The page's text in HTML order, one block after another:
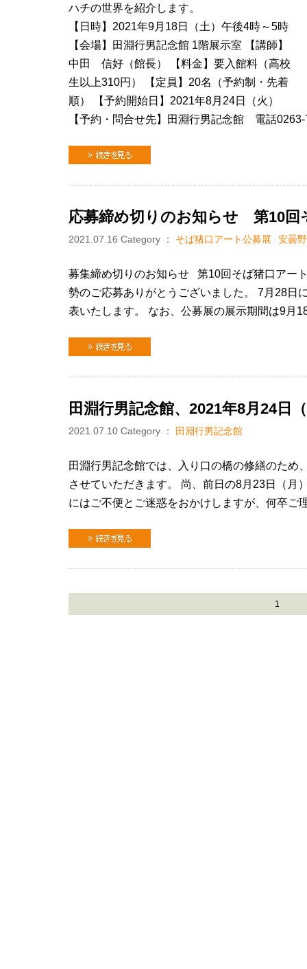
ハチの世界を紹介します。
【日時】2021年9月18日（土）午後4時～5時
【会場】田淵行男記念館 1階展示室 【講師】
中田 信好（館長） 【料金】要入館料（高校
生以上310円） 【定員】20名（予約制・先着
順） 【予約開始日】2021年8月24日（火）
【予約・問合せ先】田淵行男記念館 電話
応募締め切りのお知らせ 第10回
2021.07.16 Category ： そば猪口アート公募展 安曇
募集締め切りのお知らせ 第10回そば猪口アー
勢のご応募ありがとうございました。 7月28日
表いたします。 なお、公募展の展示期間は9月
田淵行男記念館、2021年8月24日
2021.07.10 Category ： 田淵行男記念館
田淵行男記念館では、入り口の橋の修繕のため
させていただきます。 尚、前日の8月23日（月
にはご不便とご迷惑をおかけしますが、何卒ご
1